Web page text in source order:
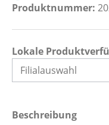
Produktnummer:
Lokale
Beschreibung